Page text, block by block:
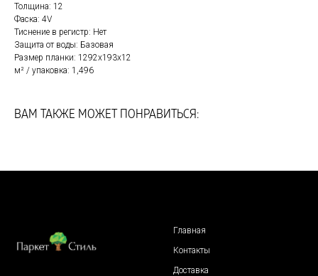
Толщина: 12
Фаска: 4V
Тиснение в регистр: Нет
Защита от воды: Базовая
Размер планки: 1292x193х12
м² / упаковка: 1,496
ВАМ ТАКЖЕ МОЖЕТ ПОНРАВИТЬСЯ:
Главная
Контакты
Доставка